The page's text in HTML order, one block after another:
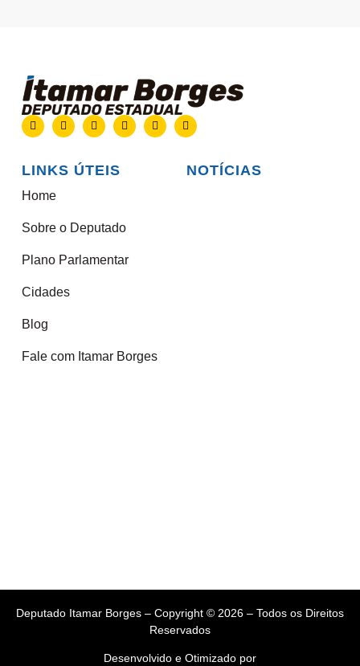
LINKS ÚTEIS
Home
Sobre o Deputado
Plano Parlamentar
Cidades
Blog
Fale com Itamar Borges
NOTÍCIAS
Deputado Itamar Borges – Copyright © 2026 – Todos os Direitos
Reservados
Desenvolvido e Otimizado por